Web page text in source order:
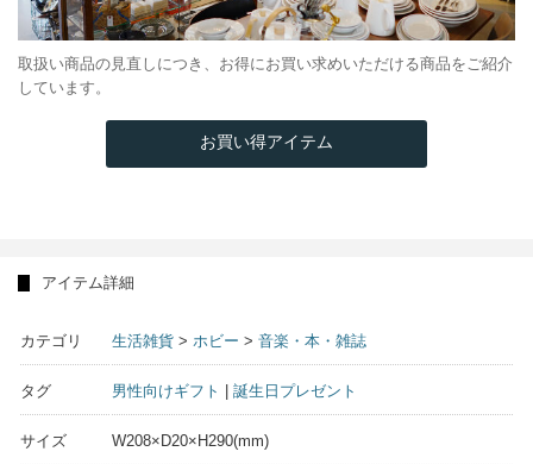
取扱い商品の見直しにつき、お得にお買い求めいただける商品をご紹介
しています。
お買い得アイテム
アイテム詳細
カテゴリ 生活雑貨 > ホビー > 音楽・本・雑誌
タグ 男性向けギフト 誕生日プレゼント
サイズ W208×D20×H290(mm)